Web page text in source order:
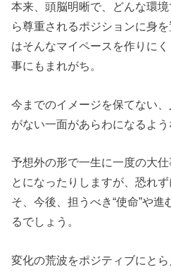
本来、頭脳明晰で、どんな環
ら尊重されるポジションに身
はそんなマイペースを作りに
事にもまれがち。
今までのイメージを保てない
がない一面があらわになるよう
予想外の形で一生に一度の大
とになったりしますが、恐れ
そ、今後、担うべき“使命”や
るでしょう。
変化の荒波をポジティブにと